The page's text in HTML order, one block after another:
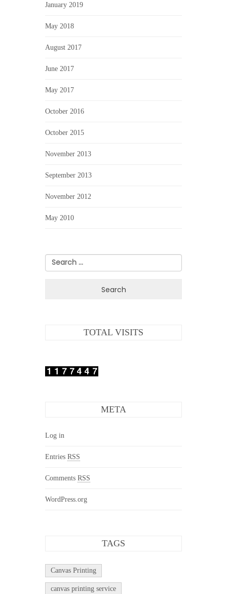
January 2019
May 2018
August 2017
June 2017
May 2017
October 2016
October 2015
November 2013
September 2013
November 2012
May 2010
Search
for:
TOTAL VISITS
META
Log in
Entries RSS
Comments RSS
WordPress.org
TAGS
Canvas Printing
canvas printing service